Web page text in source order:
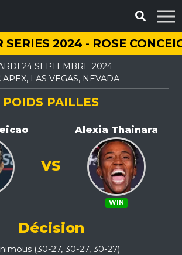
SERIES 2024 - ROSE
24 SEPTEMBRE 2024
APEX, LAS VEGAS, NEVADA
POIDS PAILLES
Alexia Thainara
WIN
VS
Décision
(30-27, 30-27, 30-27)